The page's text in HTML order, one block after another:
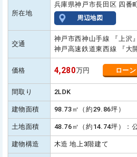
所在地
兵庫県神戸市長田区 四番
周辺地図
交通
神戸市西神山手線 『上沢
神戸高速鉄道東西線 『大
価格 4,280万円 ロー
間取り 2LDK
建物面積 98.73㎡（約29.86坪）
土地面積 48.76㎡（約14.74坪）：
建物構造 木造 地上3階建て